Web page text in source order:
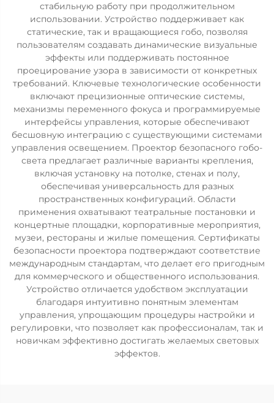
стабильную работу при продолжительном
использовании. Устройство поддерживает как
статические, так и вращающиеся гобо, позволяя
пользователям создавать динамические визуальные
эффекты или поддерживать постоянное
проецирование узора в зависимости от конкретных
требований. Ключевые технологические особенности
включают прецизионные оптические системы,
механизмы переменного фокуса и программируемые
интерфейсы управления, которые обеспечивают
бесшовную интеграцию с существующими системами
управления освещением. Проектор безопасного гобо-
света предлагает различные варианты крепления,
включая установку на потолке, стенах и полу,
обеспечивая универсальность для разных
пространственных конфигураций. Области
применения охватывают театральные постановки и
концертные площадки, корпоративные мероприятия,
музеи, рестораны и жилые помещения. Сертификаты
безопасности проектора подтверждают соответствие
международным стандартам, что делает его пригодным
для коммерческого и общественного использования.
Устройство отличается удобством эксплуатации
благодаря интуитивно понятным элементам
управления, упрощающим процедуры настройки и
регулировки, что позволяет как профессионалам, так и
новичкам эффективно достигать желаемых световых
эффектов.